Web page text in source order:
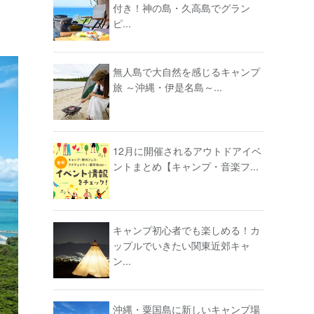
付き！神の島・久高島でグラン
ピ...
無人島で大自然を感じるキャンプ
旅 ～沖縄・伊是名島～...
12月に開催されるアウトドアイベ
ントまとめ【キャンプ・音楽フ...
キャンプ初心者でも楽しめる！カ
ップルでいきたい関東近郊キャ
ン...
沖縄・粟国島に新しいキャンプ場